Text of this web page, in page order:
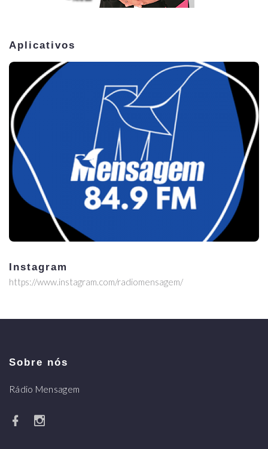
Aplicativos
Instagram
https://www.instagram.com/radiomensagem/
Sobre nós
Rádio Mensagem